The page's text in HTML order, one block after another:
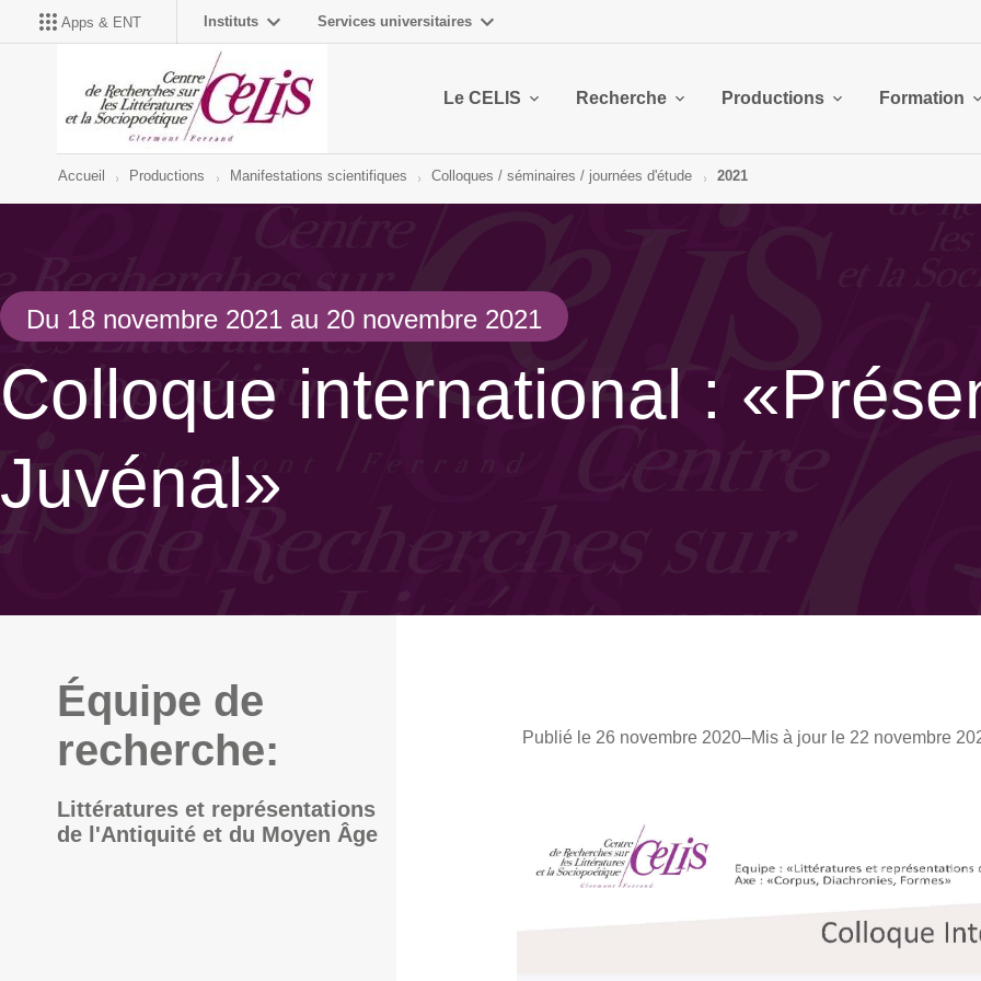
Apps & ENT Instituts Services universitaires
Le CELIS Recherche Productions Formation
Accueil Productions Manifestations scientifiques Colloques / séminaires / journées d'étude 2021
Du 18 novembre 2021 au 20 novembre 2021
Colloque international :
Juvénal»
Publié le 26 novembre 2020–Mis à jour le 22 novembre
Équipe de
recherche:
Littératures et représentations
de l'Antiquité et du Moyen Âge